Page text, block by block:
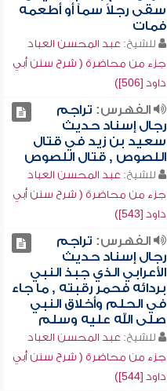
سقى رجلاً سماً أو أطعمه
فمات
للشيخ: عبد المحسن العباد
جزء من محاضرة ( شرح سنن أبي
داود [506])
الفهرس: تراجم
رجال إسناد حديث
سعيد بن زيد في قتال
اللصوص , قتال اللصوص
للشيخ: عبد المحسن العباد
جزء من محاضرة ( شرح سنن أبي
داود [543])
الفهرس: تراجم
رجال إسناد حديث
الأعرابي الذي جبذ النبي
بردائه فحمر رقبته , ما جاء
في الحلم وأخلاق النبي
صلى الله عليه وسلم
للشيخ: عبد المحسن العباد
جزء من محاضرة ( شرح سنن أبي
داود [544])